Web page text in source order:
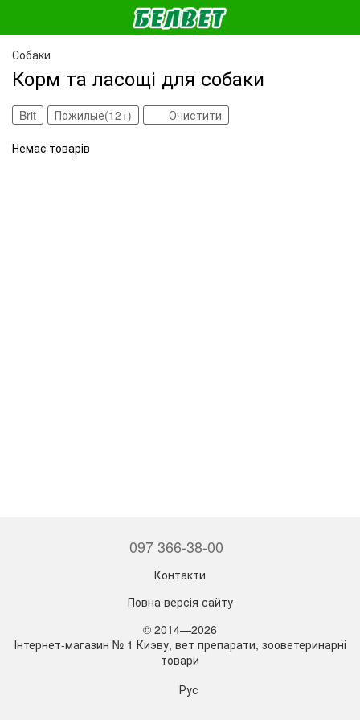
Собаки
Корм та ласощі для собаки
Brit Пожилые(12+) Очистити
Немає товарів
097 366-38-00
Контакти
Повна версія сайту
© 2014—2026
Інтернет-магазин № 1 Киэву, вет препарати, зооветеринарні
товари
Рус